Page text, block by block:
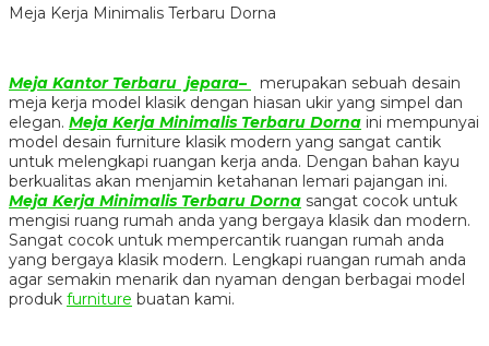
Meja Kerja Minimalis Terbaru Dorna
Meja Kantor Terbaru jepara–
merupakan sebuah desain
meja kerja model klasik dengan hiasan ukir yang simpel dan
elegan. Meja Kerja Minimalis Terbaru Dorna ini mempunyai
model desain furniture klasik modern yang sangat cantik
untuk melengkapi ruangan kerja anda. Dengan bahan kayu
berkualitas akan menjamin ketahanan lemari pajangan ini.
Meja Kerja Minimalis Terbaru Dorna sangat cocok untuk
mengisi ruang rumah anda yang bergaya klasik dan modern.
Sangat cocok untuk mempercantik ruangan rumah anda
yang bergaya klasik modern. Lengkapi ruangan rumah anda
agar semakin menarik dan nyaman dengan berbagai model
produk furniture buatan kami.